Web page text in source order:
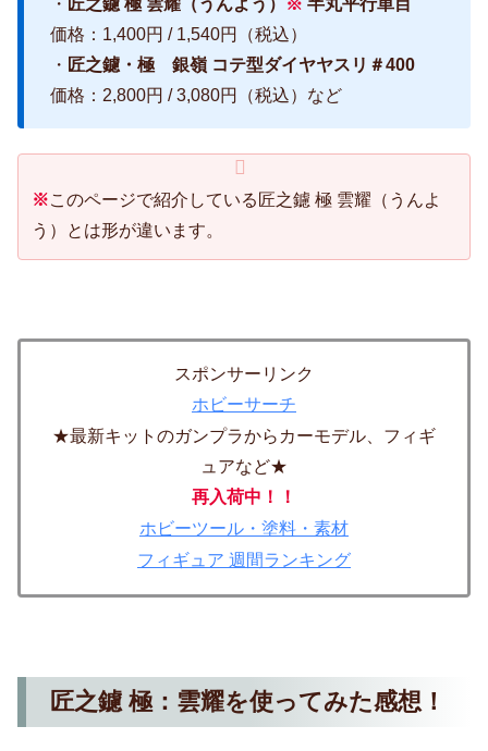
・ 匠之鑢 極 雲耀（うんよう） ※ 半丸平行単目
価格：1,400円 / 1,540円（税込）
・ 匠之鑢・極 銀嶺 コテ型ダイヤヤスリ＃400
価格：2,800円 / 3,080円（税込）など
※このページで紹介している匠之鑢 極 雲耀（うんよ
う）とは形が違います。
スポンサーリンク
ホビーサーチ
★最新キットのガンプラからカーモデル、フィギ
ュアなど★
再入荷中！！
ホビーツール・塗料・素材
フィギュア 週間ランキング
匠之鑢 極：雲耀を使ってみた感想！